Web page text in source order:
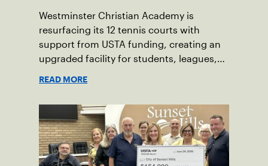
Westminster Christian Academy is
resurfacing its 12 tennis courts with
support from USTA funding, creating an
upgraded facility for students, leagues,
READ MORE